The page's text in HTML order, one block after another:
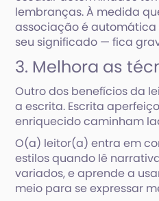
lembranças. À medida
associação é
seu significado — fica
3. Melhora as
Outro dos benefícios da
a escrita. Escrita
enriquecido caminham
O(a) leitor(a) entra em
estilos quando lê
variados, e aprende a
meio para se expressar